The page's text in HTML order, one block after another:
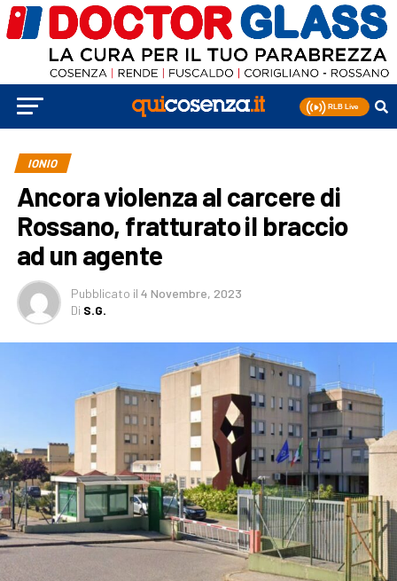
IONIO
Ancora violenza al carcere di
Rossano, fratturato il braccio
ad un agente
Pubblicato il 4 Novembre, 2023
Di S.G.